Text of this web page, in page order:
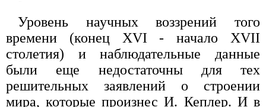
Уровень научных воззрений того
времени (конец XVI - начало XVII
столетия) и наблюдательные данные
были еще недостаточны для тех
решительных заявлений о строении
мира, которые произнес И. Кеплер. И в